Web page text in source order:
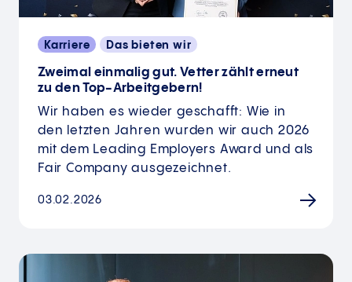
Karriere Das bieten wir
Zweimal einmalig gut. Vetter zählt erneut
zu den Top-Arbeitgebern!
Wir haben es wieder geschafft: Wie in
den letzten Jahren wurden wir auch 2026
mit dem Leading Employers Award und als
Fair Company ausgezeichnet.
03.02.2026